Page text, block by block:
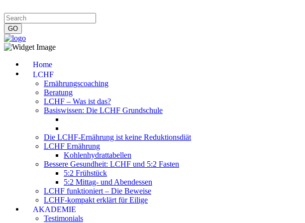
Home
LCHF
Ernährungscoaching
Beratung
LCHF – Was ist das?
Basiswissen: Die LCHF Grundschule
Die LCHF-Ernährung ist keine Reduktionsdiät
LCHF Ernährung
Kohlenhydrattabellen
Bessere Gesundheit: LCHF und 5:2 Fasten
5:2 Frühstück
5:2 Mittag- und Abendessen
LCHF funktioniert – Die Beweise
LCHF-kompakt erklärt für Eilige
AKADEMIE
Testimonials